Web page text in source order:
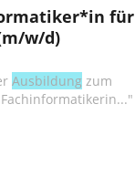
für
w/d)
Ausbildung zum